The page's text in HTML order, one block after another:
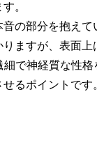
。
の部分を抱え
ますが、表面
で神経質な性
るポイントです